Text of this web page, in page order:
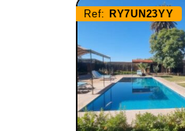
Ref: RY7UN23YY